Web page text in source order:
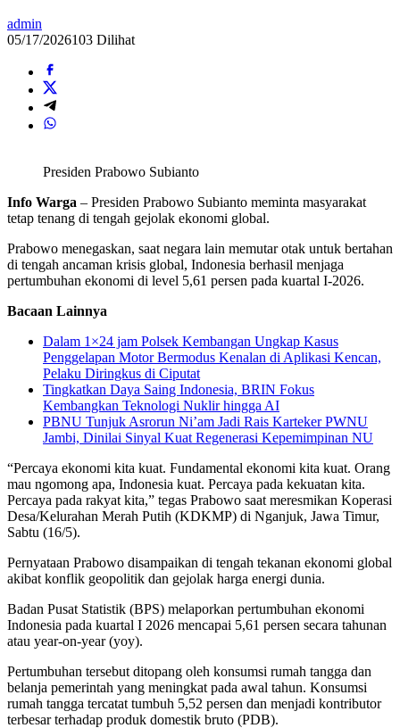
admin
05/17/2026103 Dilihat
Presiden Prabowo Subianto
Info Warga – Presiden Prabowo Subianto meminta masyarakat
tetap tenang di tengah gejolak ekonomi global.
Prabowo menegaskan, saat negara lain memutar otak untuk bertahan
di tengah ancaman krisis global, Indonesia berhasil menjaga
pertumbuhan ekonomi di level 5,61 persen pada kuartal I-2026.
Bacaan Lainnya
Dalam 1×24 jam Polsek Kembangan Ungkap Kasus
Penggelapan Motor Bermodus Kenalan di Aplikasi Kencan,
Pelaku Diringkus di Ciputat
Tingkatkan Daya Saing Indonesia, BRIN Fokus
Kembangkan Teknologi Nuklir hingga AI
PBNU Tunjuk Asrorun Ni’am Jadi Rais Karteker PWNU
Jambi, Dinilai Sinyal Kuat Regenerasi Kepemimpinan NU
“Percaya ekonomi kita kuat. Fundamental ekonomi kita kuat. Orang
mau ngomong apa, Indonesia kuat. Percaya pada kekuatan kita.
Percaya pada rakyat kita,” tegas Prabowo saat meresmikan Koperasi
Desa/Kelurahan Merah Putih (KDKMP) di Nganjuk, Jawa Timur,
Sabtu (16/5).
Pernyataan Prabowo disampaikan di tengah tekanan ekonomi global
akibat konflik geopolitik dan gejolak harga energi dunia.
Badan Pusat Statistik (BPS) melaporkan pertumbuhan ekonomi
Indonesia pada kuartal I 2026 mencapai 5,61 persen secara tahunan
atau year-on-year (yoy).
Pertumbuhan tersebut ditopang oleh konsumsi rumah tangga dan
belanja pemerintah yang meningkat pada awal tahun. Konsumsi
rumah tangga tercatat tumbuh 5,52 persen dan menjadi kontributor
terbesar terhadap produk domestik bruto (PDB).